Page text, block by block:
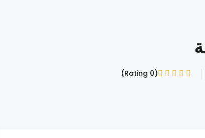
(0 Rating)